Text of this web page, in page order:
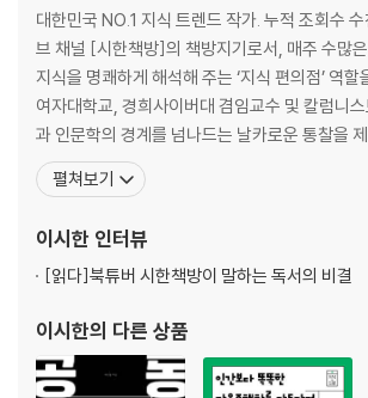
DAY14
DAY15
DAY16
DAY17
DAY18
DAY19
DAY20
정답과 해설
회독용 답안지
대한민국 NO.1 지식 트렌드 작가. 누적 조회수
브 채널 [시한책방]의 책방지기로서, 매주 수많
지식을 명쾌하게 해석해 주는 ‘지식 편의점’ 역할
여자대학교, 경희사이버대 겸임교수 및 칼럼니
과 인문학의 경계를 넘나드는 날카로운 통찰을 제시해
사람은 어떻게 생각하고 질문하는가》, 《메타버스
시대》, 《GPT제너레이션》등을 통해 빠르게 급변
통해 마침내 인공지능 시대를 관통할
펼쳐보기
이시한 인터뷰
[읽다]북튜버 시한책방이 말하는 독서의 비결
이시한의 다른 상품